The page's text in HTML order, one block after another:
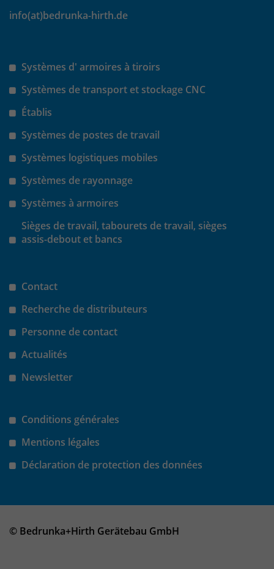
info(at)bedrunka-hirth.de
Systèmes d' armoires à tiroirs
Systèmes de transport et stockage CNC
Établis
Systèmes de postes de travail
Systèmes logistiques mobiles
Systèmes de rayonnage
Systèmes à armoires
Sièges de travail, tabourets de travail, sièges
assis-debout et bancs
Contact
Recherche de distributeurs
Personne de contact
Actualités
Newsletter
Conditions générales
Mentions légales
Déclaration de protection des données
© Bedrunka+Hirth Gerätebau GmbH